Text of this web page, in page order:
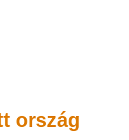
ország